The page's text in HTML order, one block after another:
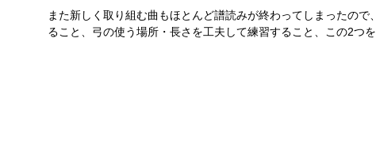
また新しく取り組む曲もほとんど譜読みが終わってしまったの
ること、弓の使う場所・長さを工夫して練習すること、この2つ